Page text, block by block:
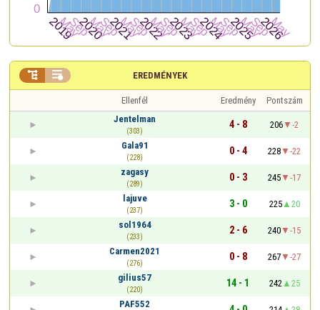
EREDMÉNYEK
 
Ellenfél Eredmény
Pontszám
Jentelman
(303)
4 - 8 206
-2
Gala91
(228)
0 - 4 228
-22
zagasy
(289)
0 - 3 245
-17
lajuve
(237)
3 - 0 225
20
sol1964
(233)
2 - 6 240
-15
Carmen2021
(276)
0 - 8 267
-27
gilius57
(220)
14 - 1 242
25
PAF552